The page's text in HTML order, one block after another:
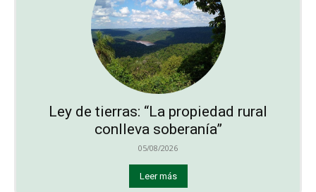
Ley de tierras: “La propiedad rural
conlleva soberanía”
05/08/2026
Leer más